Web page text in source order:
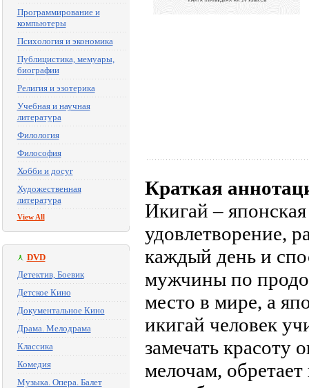
Программирование и
компьютеры
Психология и экономика
Публицистика, мемуары,
биографии
Религия и эзотерика
Учебная и научная
литература
Филология
Философия
Хобби и досуг
Художественная
литература
View All
DVD
Детектив, Боевик
Детское Кино
Документальное Кино
Драма. Мелодрама
Классика
Комедия
Музыка. Опера. Балет
Краткая
Икигай –
удовлетворение,
каждый день и
мужчины по
место в мире, а
икигай человек
замечать красоту
мелочам,